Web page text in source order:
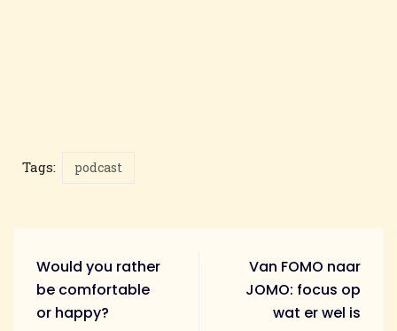
Tags: podcast
Would you rather
be comfortable
or happy?
Van FOMO naar
JOMO: focus op
wat er wel is